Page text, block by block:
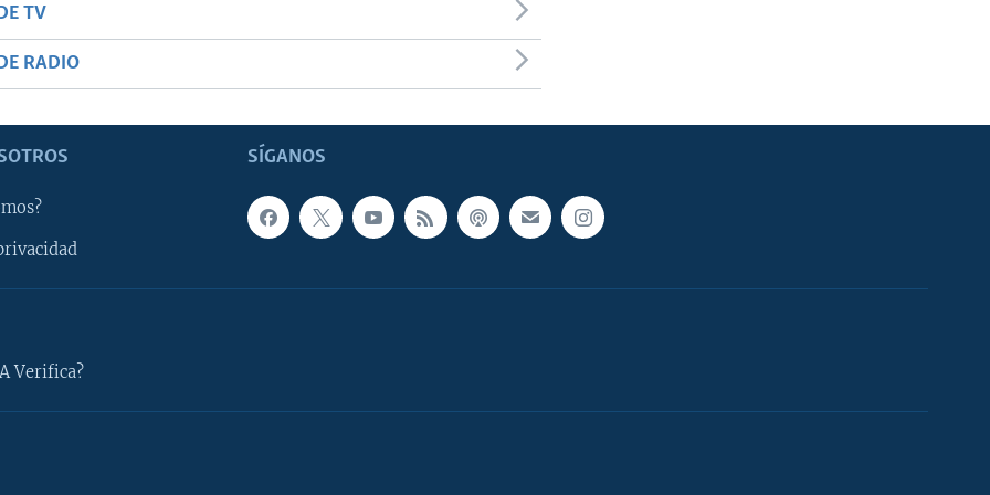
TV
RADIO
SÍGANOS
Verifica?